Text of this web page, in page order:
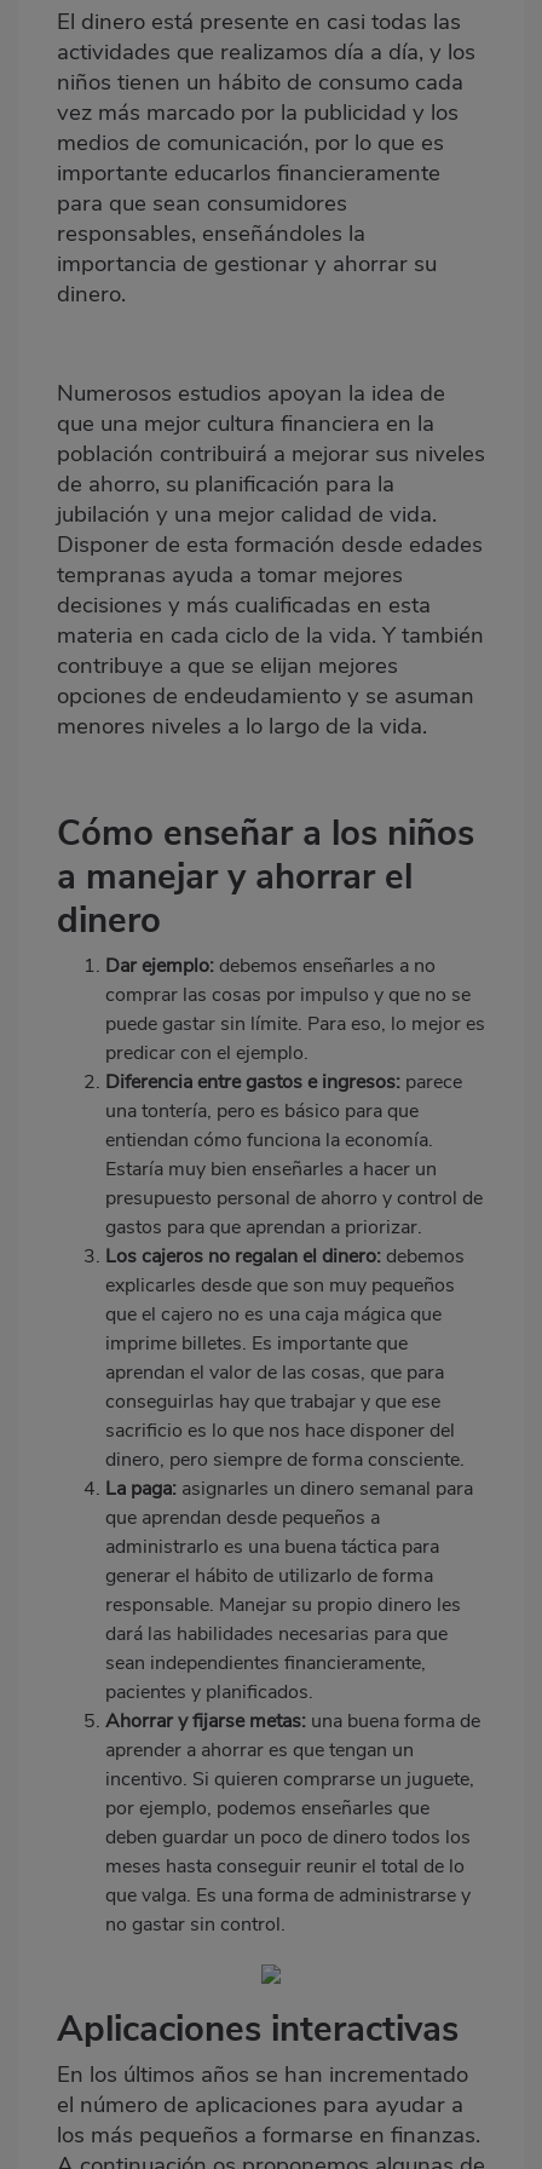
El dinero está presente en casi todas las
actividades que realizamos día a día, y los
niños tienen un hábito de consumo cada
vez más marcado por la publicidad y los
medios de comunicación, por lo que es
importante educarlos financieramente
para que sean consumidores
responsables, enseñándoles la
importancia de gestionar y ahorrar su
dinero.
Numerosos estudios apoyan la idea de
que una mejor cultura financiera en la
población contribuirá a mejorar sus niveles
de ahorro, su planificación para la
jubilación y una mejor calidad de vida.
Disponer de esta formación desde edades
tempranas ayuda a tomar mejores
decisiones y más cualificadas en esta
materia en cada ciclo de la vida. Y también
contribuye a que se elijan mejores
opciones de endeudamiento y se asuman
menores niveles a lo largo de la vida.
Cómo enseñar a los niños
a manejar y ahorrar el
dinero
Dar ejemplo: debemos enseñarles a no
comprar las cosas por impulso y que no se
puede gastar sin límite. Para eso, lo mejor es
predicar con el ejemplo.
Diferencia entre gastos e ingresos: parece
una tontería, pero es básico para que
entiendan cómo funciona la economía.
Estaría muy bien enseñarles a hacer un
presupuesto personal de ahorro y control de
gastos para que aprendan a priorizar.
Los cajeros no regalan el dinero: debemos
explicarles desde que son muy pequeños
que el cajero no es una caja mágica que
imprime billetes. Es importante que
aprendan el valor de las cosas, que para
conseguirlas hay que trabajar y que ese
sacrificio es lo que nos hace disponer del
dinero, pero siempre de forma consciente.
La paga: asignarles un dinero semanal para
que aprendan desde pequeños a
administrarlo es una buena táctica para
generar el hábito de utilizarlo de forma
responsable. Manejar su propio dinero les
dará las habilidades necesarias para que
sean independientes financieramente,
pacientes y planificados.
Ahorrar y fijarse metas: una buena forma de
aprender a ahorrar es que tengan un
incentivo. Si quieren comprarse un juguete,
por ejemplo, podemos enseñarles que
deben guardar un poco de dinero todos los
meses hasta conseguir reunir el total de lo
que valga. Es una forma de administrarse y
no gastar sin control.
Aplicaciones interactivas
En los últimos años se han incrementado
el número de aplicaciones para ayudar a
los más pequeños a formarse en finanzas.